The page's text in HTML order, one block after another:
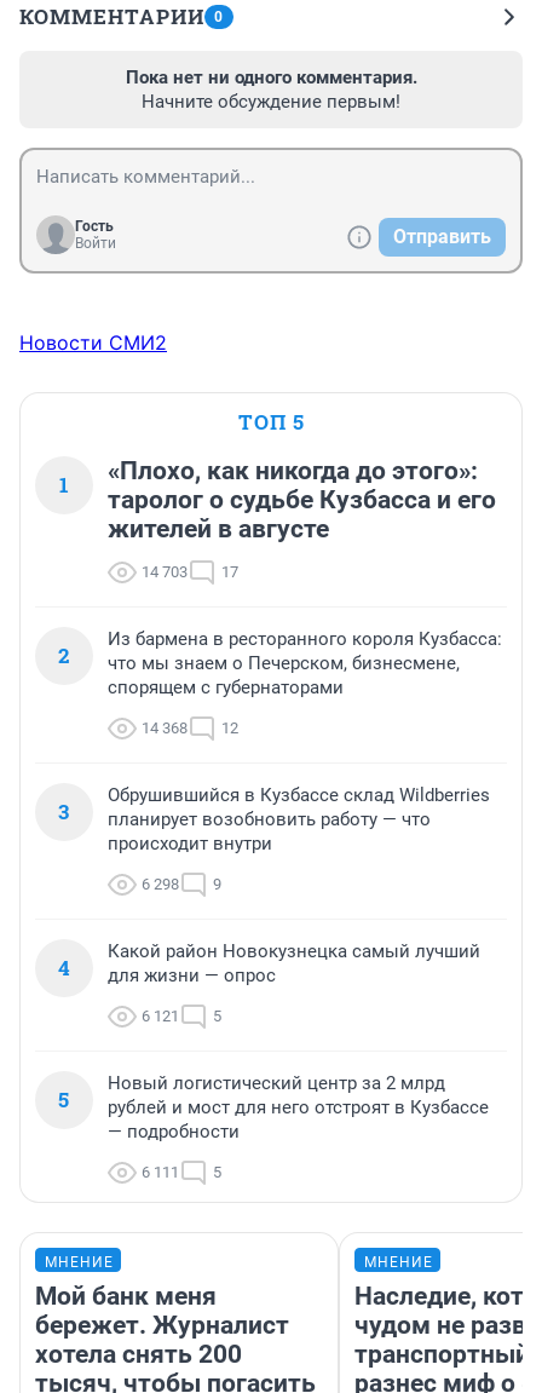
КОММЕНТАРИИ 0
Пока нет ни одного комментария.
Начните обсуждение первым!
Гость
Войти
Отправить
Новости СМИ2
ТОП 5
1
«Плохо, как никогда до этого»:
таролог о судьбе Кузбасса и его
жителей в августе
14 703 17
2
Из бармена в ресторанного короля Кузбасса:
что мы знаем о Печерском, бизнесмене,
спорящем с губернаторами
14 368 12
3
Обрушившийся в Кузбассе склад Wildberries
планирует возобновить работу — что
происходит внутри
6 298 9
4
Какой район Новокузнецка самый лучший
для жизни — опрос
6 121 5
5
Новый логистический центр за 2 млрд
рублей и мост для него отстроят в Кузбассе
— подробности
6 111 5
МНЕНИЕ
Мой банк меня
бережет. Журналист
хотела снять 200
тысяч, чтобы погасить
МНЕНИЕ
Наследие,
чудом не
транспортный
разнес миф о